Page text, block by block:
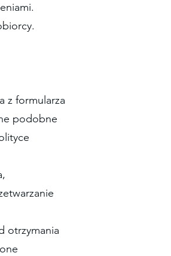
z formularza
podobne
otrzymania